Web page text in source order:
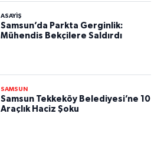
ASAYIŞ
Samsun’da Parkta Gerginlik:
Mühendis Bekçilere Saldırdı
SAMSUN
Samsun Tekkeköy Belediyesi’ne 10
Araçlık Haciz Şoku